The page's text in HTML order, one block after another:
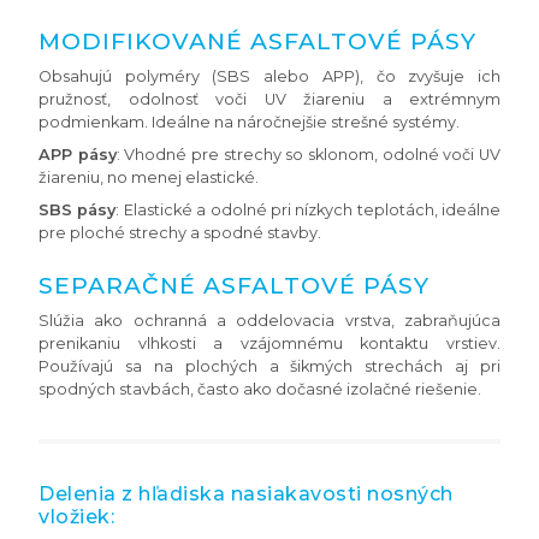
MODIFIKOVANÉ ASFALTOVÉ PÁSY
Obsahujú polyméry (SBS alebo APP), čo zvyšuje ich
pružnosť, odolnosť voči UV žiareniu a extrémnym
podmienkam. Ideálne na náročnejšie strešné systémy.
APP pásy: Vhodné pre strechy so sklonom, odolné voči UV
žiareniu, no menej elastické.
SBS pásy: Elastické a odolné pri nízkych teplotách, ideálne
pre ploché strechy a spodné stavby.
SEPARAČNÉ ASFALTOVÉ PÁSY
Slúžia ako ochranná a oddelovacia vrstva, zabraňujúca
prenikaniu vlhkosti a vzájomnému kontaktu vrstiev.
Používajú sa na plochých a šikmých strechách aj pri
spodných stavbách, často ako dočasné izolačné riešenie.
Delenia z hľadiska nasiakavosti nosných
vložiek: